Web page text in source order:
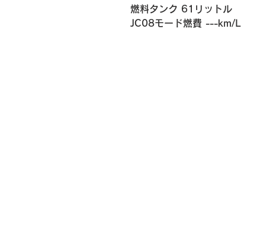
燃料タンク 61リットル
​JC08モード燃費 ---km/L